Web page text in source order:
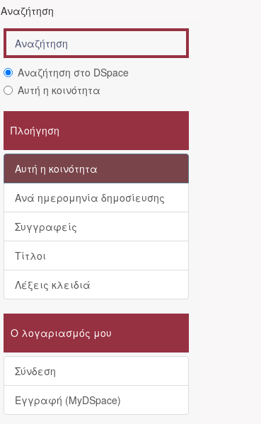
Αναζήτηση
Αναζήτηση στο DSpace
Αυτή η κοινότητα
Πλοήγηση
Αυτή η κοινότητα
Ανά ημερομηνία δημοσίευσης
Συγγραφείς
Τίτλοι
Λέξεις κλειδιά
Ο λογαριασμός μου
Σύνδεση
Εγγραφή (MyDSpace)